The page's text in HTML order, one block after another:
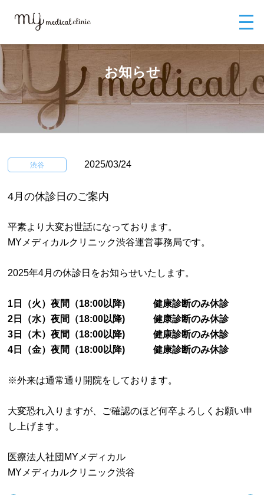
お知らせ
渋谷 2025/03/24
4月の休診日のご案内
平素より大変お世話になっております。
MYメディカルクリニック渋谷運営事務局です。
2025年4月の休診日をお知らせいたします。
1日（火）夜間（18:00以降) 健康診断のみ休診
2日（水）夜間（18:00以降) 健康診断のみ休診
3日（木）夜間（18:00以降) 健康診断のみ休診
4日（金）夜間（18:00以降) 健康診断のみ休診
※外来は通常通り開院をしております。
大変恐れ入りますが、ご確認のほど何卒よろしくお願い申
し上げます。
医療法人社団MYメディカル
MYメディカルクリニック渋谷